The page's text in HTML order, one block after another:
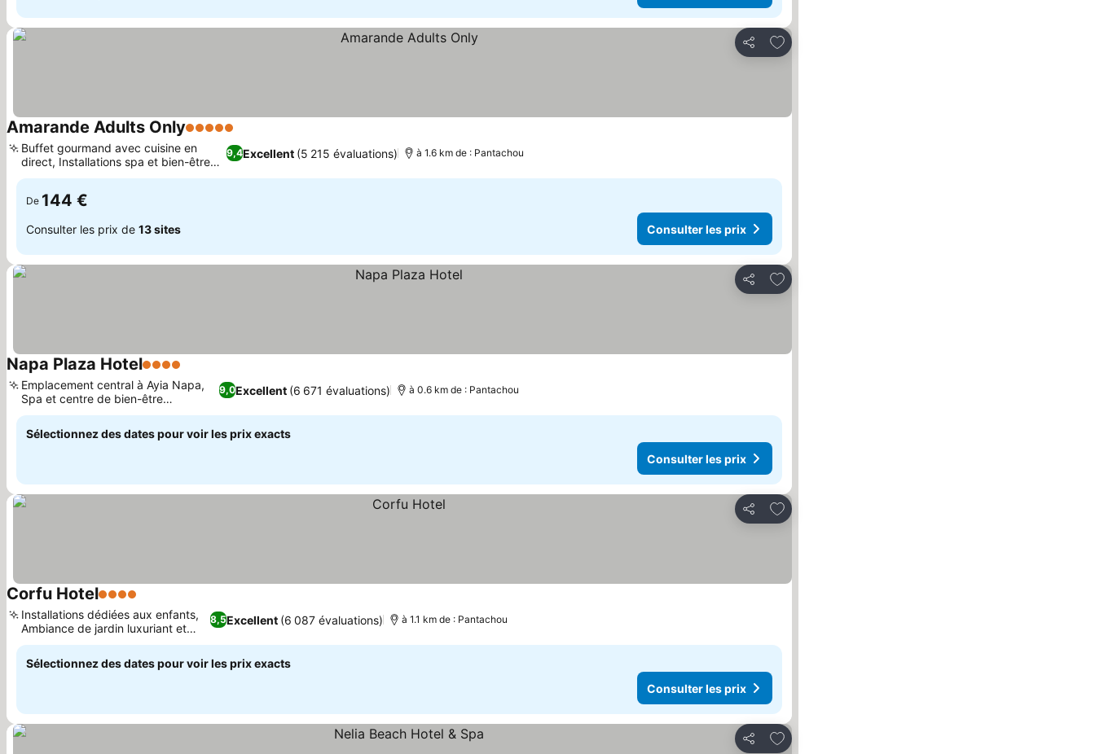
Partager
Ajouter à mes favoris
Amarande Adults Only5 Étoiles
9,4Excellent (5 215 évaluations)
Buffet gourmand avec cuisine en
direct, Installations spa et bien-être
luxueuses
à 1.6 km de : Pantachou
De 144 €
Consulter les prix de 13 sites Consulter les prix
Partager
Ajouter à mes favoris
Napa Plaza Hotel4 Étoiles
9,0Excellent (6 671 évaluations)
Emplacement central à Ayia Napa,
Spa et centre de bien-être
ressourçants
à 0.6 km de : Pantachou
Sélectionnez des dates pour voir les prix exacts
Consulter les prix
Partager
Ajouter à mes favoris
Corfu Hotel4 Étoiles
8,5Excellent (6 087 évaluations)
Installations dédiées aux enfants,
Ambiance de jardin luxuriant et
fleuri
à 1.1 km de : Pantachou
Sélectionnez des dates pour voir les prix exacts
Consulter les prix
Partager
Ajouter à mes favoris